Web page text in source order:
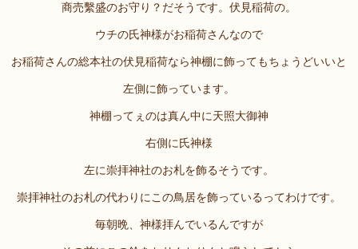
商売繫盛のお守り？だそうです。伏見稲荷の。
ウチの氏神様がお稲荷さんなので
お稲荷さんの総本社の伏見稲荷なら神棚に飾ってもちょうどいいと
左側に飾っています。
神棚ってぇのは真ん中に天照大御神
右側に氏神様
左に崇拝神社のお札を飾るそうです。
崇拝神社のお札の代わりにこの鳥居を飾っているってわけです。
毎朝晩、神様拝んでいるんですが